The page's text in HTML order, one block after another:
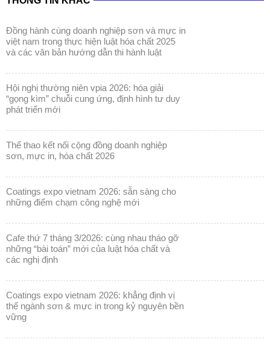
đồng hành cùng doanh nghiệp sơn và mực in
việt nam trong thực hiện luật hóa chất 2025
và các văn bản hướng dẫn thi hành luật
hội nghị thường niên vpia 2026: hóa giải
“gọng kìm” chuỗi cung ứng, định hình tư duy
phát triển mới
thể thao kết nối cộng đồng doanh nghiệp
sơn, mực in, hóa chất 2026
coatings expo vietnam 2026: sẵn sàng cho
những điểm chạm công nghệ mới
cafe thứ 7 tháng 3/2026: cùng nhau tháo gỡ
những “bài toán” mới của luật hóa chất và
các nghị định
coatings expo vietnam 2026: khẳng định vị
thế ngành sơn & mực in trong kỷ nguyên bền
vững